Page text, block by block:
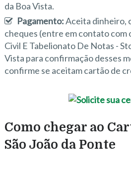
da Boa Vista.
Pagamento:Aceita dinheiro,
cheques (entre em contato com
Civil E Tabelionato De Notas -
Vista para confirmação desses
confirme se aceitam cartão de
Como chegar ao
São João da Ponte